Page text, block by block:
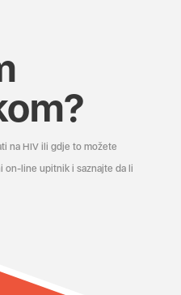
na HIV ili gdje to možete
on-line upitnik i saznajte da li